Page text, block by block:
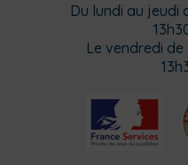
Du lundi au jeudi
Le vendredi de